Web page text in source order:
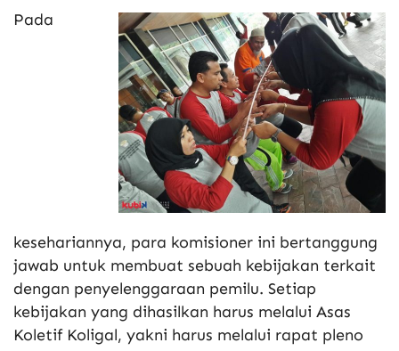
Pada
kesehariannya, para komisioner ini bertanggung
jawab untuk membuat sebuah kebijakan terkait
dengan penyelenggaraan pemilu. Setiap
kebijakan yang dihasilkan harus melalui Asas
Koletif Koligal, yakni harus melalui rapat pleno